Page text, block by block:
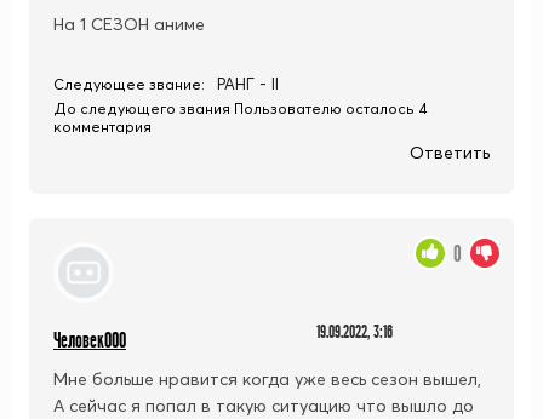
На 1 СЕЗОН аниме
Следующее звание: РАНГ - II
До следующего звания Пользователю осталось 4
комментария
Ответить
Человек000 19.09.2022, 3:16
Мне больше нравится когда уже весь сезон вышел,
А сейчас я попал в такую ситуацию что вышло до
0